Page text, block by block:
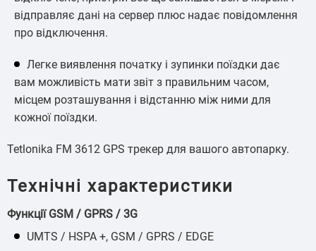
відправляє дані на сервер плюс надає повідомлення
про відключення.
Легке виявлення початку і зупинки поїздки дає
вам можливість мати звіт з правильним часом,
місцем розташування і відстанню між ними для
кожної поїздки.
Tetlonika FM 3612 GPS трекер для вашого автопарку.
Технічні характеристики
Функції GSM / GPRS / 3G
UMTS / HSPA +, GSM / GPRS / EDGE